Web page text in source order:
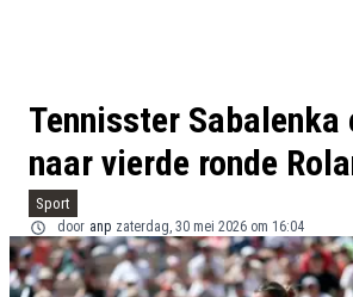
Tennisster Sabalenka
naar vierde ronde
Sport
door anp zaterdag, 30 mei 2026 om 16:04